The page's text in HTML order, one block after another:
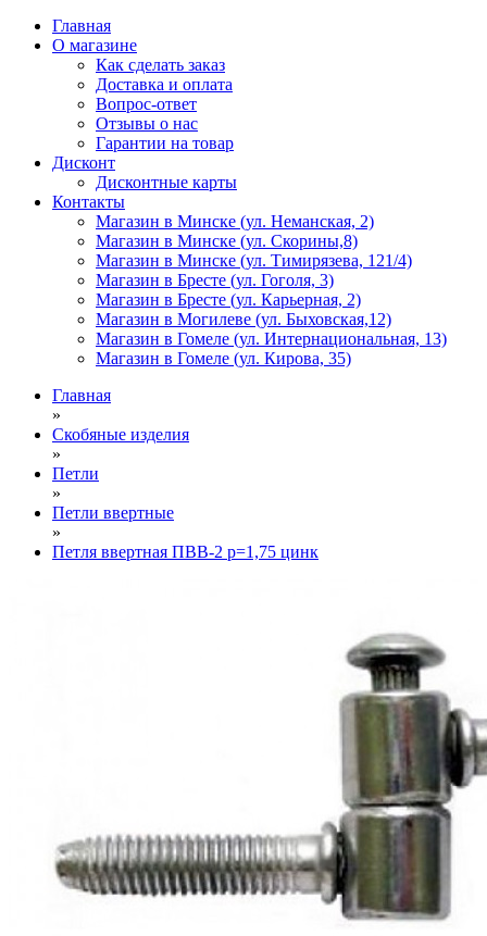
Главная
О магазине
Как сделать заказ
Доставка и оплата
Вопрос-ответ
Отзывы о нас
Гарантии на товар
Дисконт
Дисконтные карты
Контакты
Магазин в Минске (ул. Неманская, 2)
Магазин в Минске (ул. Скорины,8)
Магазин в Минске (ул. Тимирязева, 121/4)
Магазин в Бресте (ул. Гоголя, 3)
Магазин в Бресте (ул. Карьерная, 2)
Магазин в Могилеве (ул. Быховская,12)
Магазин в Гомеле (ул. Интернациональная, 13)
Магазин в Гомеле (ул. Кирова, 35)
Главная
»
Скобяные изделия
»
Петли
»
Петли ввертные
»
Петля ввертная ПВВ-2 р=1,75 цинк